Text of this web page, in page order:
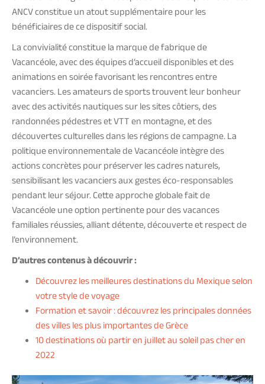
ANCV constitue un atout supplémentaire pour les
bénéficiaires de ce dispositif social.
La convivialité constitue la marque de fabrique de
Vacancéole, avec des équipes d’accueil disponibles et des
animations en soirée favorisant les rencontres entre
vacanciers. Les amateurs de sports trouvent leur bonheur
avec des activités nautiques sur les sites côtiers, des
randonnées pédestres et VTT en montagne, et des
découvertes culturelles dans les régions de campagne. La
politique environnementale de Vacancéole intègre des
actions concrètes pour préserver les cadres naturels,
sensibilisant les vacanciers aux gestes éco-responsables
pendant leur séjour. Cette approche globale fait de
Vacancéole une option pertinente pour des vacances
familiales réussies, alliant détente, découverte et respect de
l’environnement.
D’autres contenus à découvrir :
Découvrez les meilleures destinations du Mexique selon
votre style de voyage
Formation et savoir : découvrez les principales données
des villes les plus importantes de Grèce
10 destinations où partir en juillet au soleil pas cher en
2022